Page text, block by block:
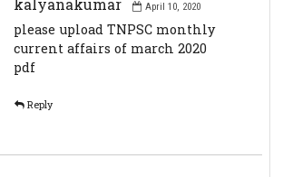
kalyanakumar April 10, 2020
please upload TNPSC monthly
current affairs of march 2020
pdf
Reply